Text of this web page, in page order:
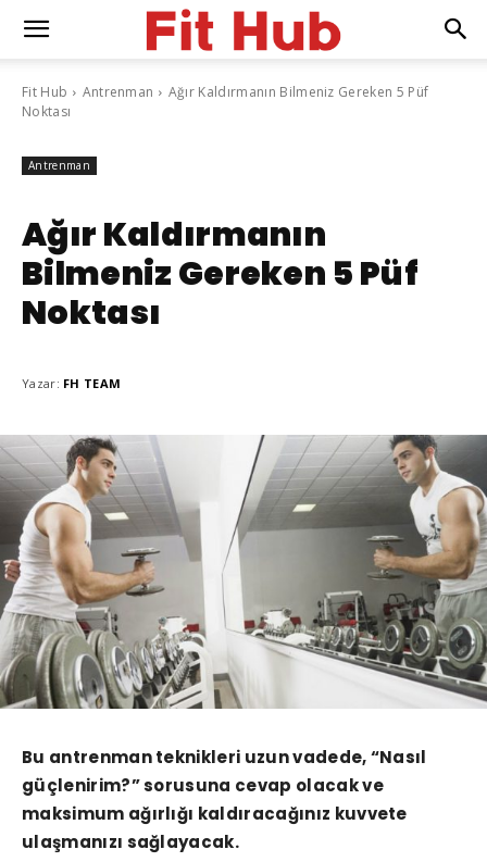
Fit Hub Antrenman
Ağır Kaldırmanın Bilmeniz Gereken 5 Püf
Noktası
Antrenman
Ağır Kaldırmanın
Bilmeniz Gereken 5 Püf
Noktası
Yazar: FH TEAM
Bu antrenman teknikleri uzun vadede, “Nasıl
güçlenirim?” sorusuna cevap olacak ve
maksimum ağırlığı kaldıracağınız kuvvete
ulaşmanızı sağlayacak.